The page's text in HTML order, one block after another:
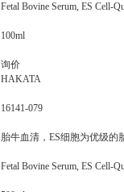
Fetal Bovine Serum, ES Cell-
100ml
询价
HAKATA
16141-079
胎牛血清，ES细胞为优级的
Fetal Bovine Serum, ES Cell-